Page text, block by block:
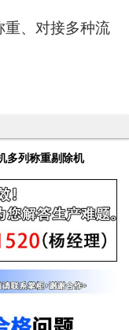
重、对接多种流
多列称重剔除机